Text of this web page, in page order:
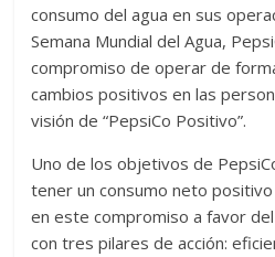
consumo del agua en sus
Semana Mundial del Agua,
compromiso de operar de
cambios positivos en las
visión de “PepsiCo Positivo”.
Uno de los objetivos de
tener un consumo neto
en este compromiso a favor
con tres pilares de acción: